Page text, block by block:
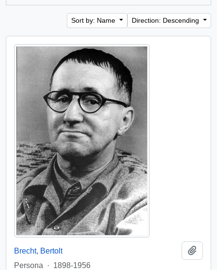
Sort by: Name Direction: Descending
Brecht, Bertolt
Persona
· 1898-1956